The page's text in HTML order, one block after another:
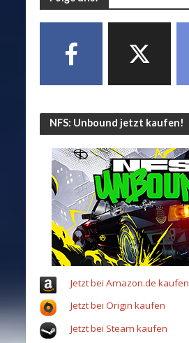
NFS: Unbound jetzt kaufen!
Jetzt bei Amazon.de kaufen
Jetzt bei Origin kaufen
Jetzt bei Steam kaufen